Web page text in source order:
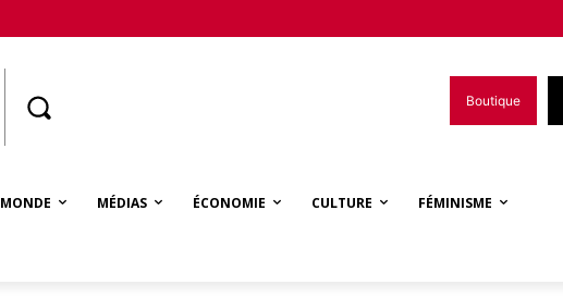
Boutique
MONDE MÉDIAS ÉCONOMIE CULTURE FÉMINISME